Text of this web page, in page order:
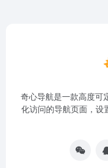
奇心导航是一款高度可
化访问的导航页面，设